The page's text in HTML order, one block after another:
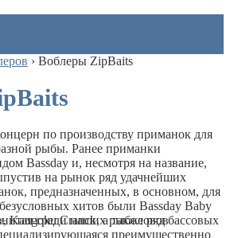
среди наших рыболовов
преимущественно
› Воблеры ZipBaits
по производству приманок для
рыбы. Ранее приманки
Bassday и, несмотря на название,
на рынок ряд удачнейших
предназначенных, в основном, для
хитов были Bassday Baby
Kangoku Cranck, а также ряд бассовых